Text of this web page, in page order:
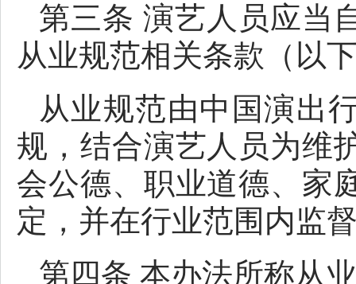
第三条 演艺人员应当
从业规范相关条款（以
从业规范由中国演出
规，结合演艺人员为维
会公德、职业道德、家
定，并在行业范围内监
第四条 本办法所称从